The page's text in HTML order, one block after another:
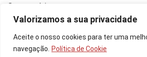
Valorizamos a sua privacidade
Aceite o nosso cookies para ter uma
navegação.
Política de Cookie
Comentários
Picsart MODem Samsung Galaxy S23 5G